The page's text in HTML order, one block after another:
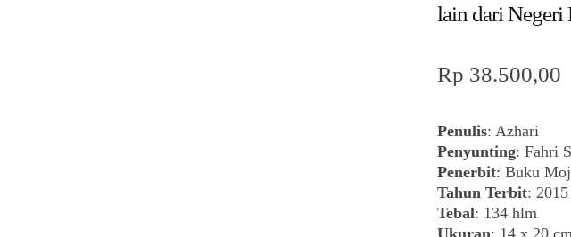
lain dari
Rp 38.500,00
Penulis: Azhari
Penyunting: Fahri
Penerbit: Buku
Tahun Terbit: 2015
Tebal: 134 hlm
Ukuran: 14 x 20 cm